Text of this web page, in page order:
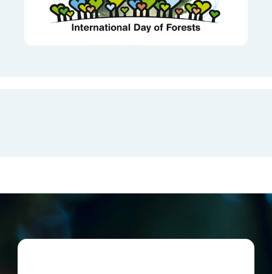
gelesen haben.
Akzeptieren